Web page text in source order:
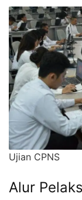
Ujian CPNS
Alur